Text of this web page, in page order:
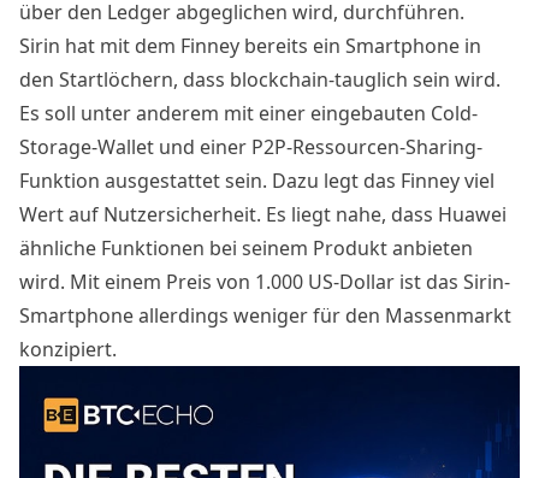
über den Ledger abgeglichen wird, durchführen.
Sirin hat mit dem Finney bereits ein Smartphone in
den Startlöchern, dass blockchain-tauglich sein wird.
Es soll unter anderem mit einer eingebauten Cold-
Storage-Wallet und einer P2P-Ressourcen-Sharing-
Funktion ausgestattet sein. Dazu legt das Finney viel
Wert auf Nutzersicherheit. Es liegt nahe, dass Huawei
ähnliche Funktionen bei seinem Produkt anbieten
wird. Mit einem Preis von 1.000 US-Dollar ist das Sirin-
Smartphone allerdings weniger für den Massenmarkt
konzipiert.